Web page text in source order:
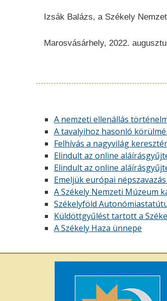
Izsák Balázs, a Székely
Marosvásárhely, 2022.
A nemzeti ellenállás
A tavalyihoz hasonló
Felhívás a nagyvilág
Elindult az online
Elindult az online
Emeljük európai
A Székely Nemzeti Múzeum
Székelyföld
Küldöttgyűlést tartott a
A Székely Haza ünnepe